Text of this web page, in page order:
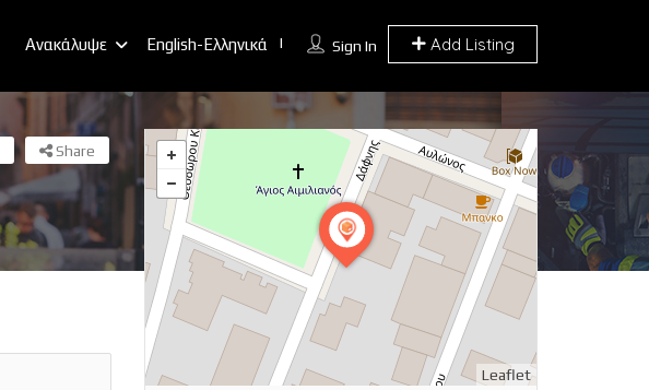
Sign In Add Listing
Ανακάλυψε English-Ελληνικά
Share
Leaflet